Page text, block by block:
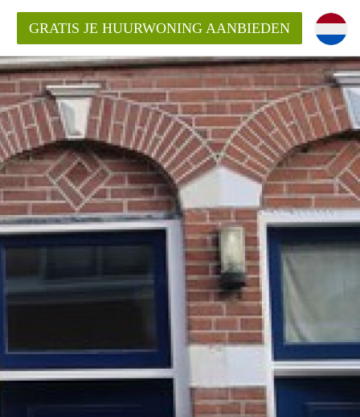
in Utrecht?
GRATIS JE HUURWONING AANBIEDEN